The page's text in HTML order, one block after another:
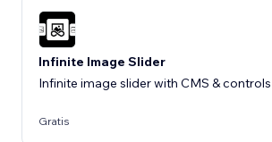
Infinite Image Slider
Infinite image slider with CMS & controls
Gratis